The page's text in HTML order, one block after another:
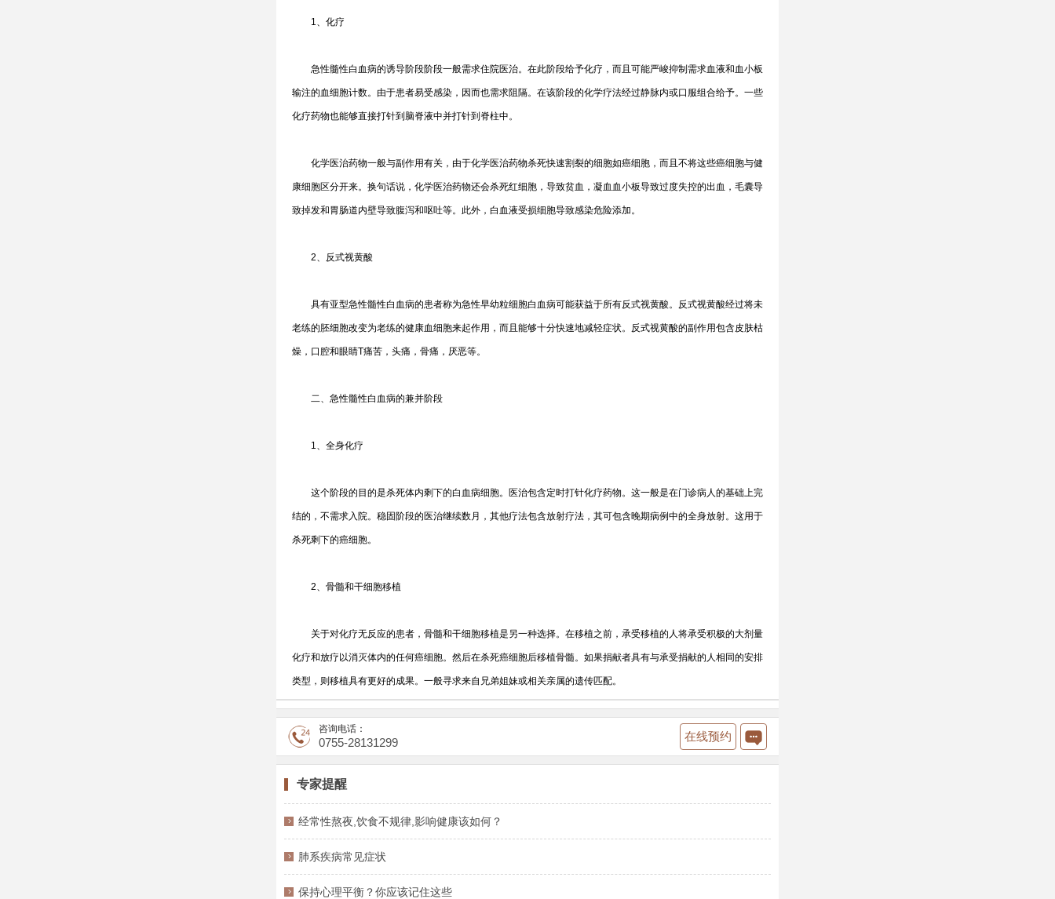
1、化疗
急性髓性白血病的诱导阶段阶段一般需求住院医治。在此阶段给予化疗，而且可能严峻抑制需求血液和血小板
输注的血细胞计数。由于患者易受感染，因而也需求阻隔。在该阶段的化学疗法经过静脉内或口服组合给予。一些
化疗药物也能够直接打针到脑脊液中并打针到脊柱中。
化学医治药物一般与副作用有关，由于化学医治药物杀死快速割裂的细胞如癌细胞，而且不将这些癌细胞与健
康细胞区分开来。换句话说，化学医治药物还会杀死红细胞，导致贫血，凝血血小板导致过度失控的出血，毛囊导
致掉发和胃肠道内壁导致腹泻和呕吐等。此外，白血液受损细胞导致感染危险添加。
2、反式视黄酸
具有亚型急性髓性白血病的患者称为急性早幼粒细胞白血病可能获益于所有反式视黄酸。反式视黄酸经过将未
老练的胚细胞改变为老练的健康血细胞来起作用，而且能够十分快速地减轻症状。反式视黄酸的副作用包含皮肤枯
燥，口腔和眼睛T痛苦，头痛，骨痛，厌恶等。
二、急性髓性白血病的兼并阶段
1、全身化疗
这个阶段的目的是杀死体内剩下的白血病细胞。医治包含定时打针化疗药物。这一般是在门诊病人的基础上完
结的，不需求入院。稳固阶段的医治继续数月，其他疗法包含放射疗法，其可包含晚期病例中的全身放射。这用于
杀死剩下的癌细胞。
2、骨髓和干细胞移植
关于对化疗无反应的患者，骨髓和干细胞移植是另一种选择。在移植之前，承受移植的人将承受积极的大剂量
化疗和放疗以消灭体内的任何癌细胞。然后在杀死癌细胞后移植骨髓。如果捐献者具有与承受捐献的人相同的安排
类型，则移植具有更好的成果。一般寻求来自兄弟姐妹或相关亲属的遗传匹配。
咨询电话：
0755-28131299 在线预约
专家提醒
经常性熬夜,饮食不规律,影响健康该如何？
肺系疾病常见症状
保持心理平衡？你应该记住这些